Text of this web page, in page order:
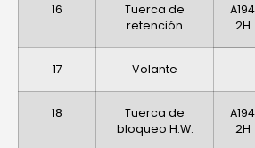
16
Tuerca de
retención
A194
2H
17 Volante
18
Tuerca de
bloqueo H.W.
A194
2H